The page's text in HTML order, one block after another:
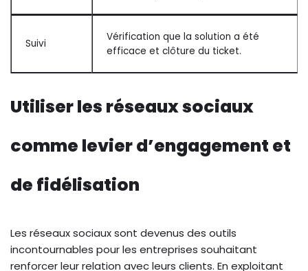
Suivi
Vérification que la solution a été
efficace et clôture du ticket.
Utiliser les réseaux sociaux
comme levier d’engagement et
de fidélisation
Les réseaux sociaux sont devenus des outils
incontournables pour les entreprises souhaitant
renforcer leur relation avec leurs clients. En exploitant